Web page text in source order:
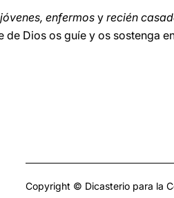
jóvenes, enfermos y recién
de Dios os guíe y os sostenga
Copyright © Dicasterio para la